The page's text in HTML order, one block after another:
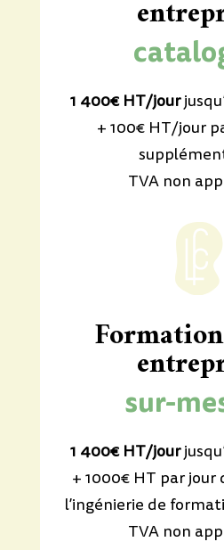
1 400€ HT/jour
+ 100€ HT/jour
TVA non
sur-
1 400€ HT/jour
+ 1000€ HT par jour
l’ingénierie de
TVA non